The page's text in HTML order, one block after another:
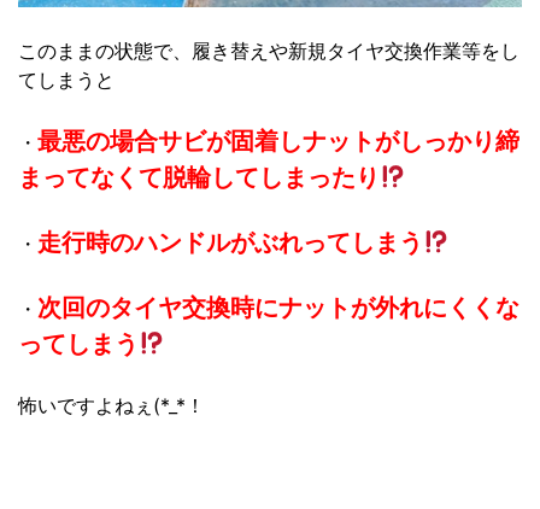
このままの状態で、履き替えや新規タイヤ交換作業等をし
てしまうと
・ 最悪の場合サビが固着しナットがしっかり締
まってなくて脱輪してしまったり
・ 走行時のハンドルがぶれってしまう
・ 次回のタイヤ交換時にナットが外れにくくな
ってしまう
怖いですよねぇ(*_*！